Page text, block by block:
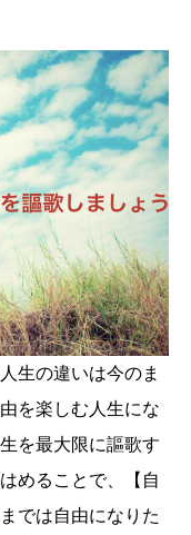
生の違いは今のま
を楽しむ人生にな
を最大限に謳歌す
めることで、【自
では自由になりた